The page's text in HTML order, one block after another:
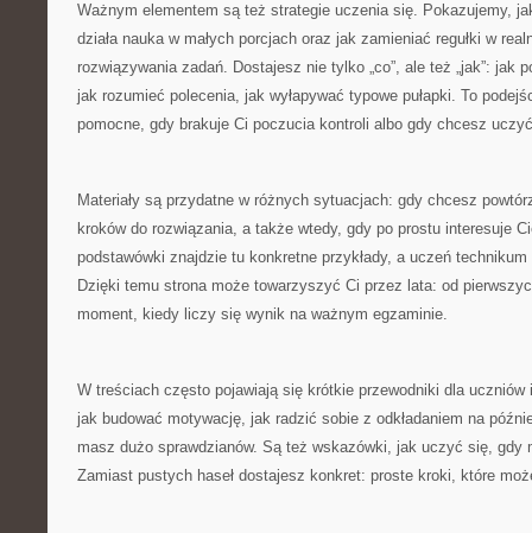
Ważnym elementem są też strategie uczenia się. Pokazujemy,
działa nauka w małych porcjach oraz jak zamieniać regułki w
rozwiązywania zadań. Dostajesz nie tylko „co”, ale też „jak”: jak
jak rozumieć polecenia, jak wyłapywać typowe pułapki. To
pomocne, gdy brakuje Ci poczucia kontroli albo gdy chcesz
Materiały są przydatne w różnych sytuacjach: gdy chcesz
kroków do rozwiązania, a także wtedy, gdy po prostu interesuje
podstawówki znajdzie tu konkretne przykłady, a uczeń
Dzięki temu strona może towarzyszyć Ci przez lata: od
moment, kiedy liczy się wynik na ważnym egzaminie.
W treściach często pojawiają się krótkie przewodniki dla uczniów
jak budować motywację, jak radzić sobie z odkładaniem na
masz dużo sprawdzianów. Są też wskazówki, jak uczyć się, gdy
Zamiast pustych haseł dostajesz konkret: proste kroki, które